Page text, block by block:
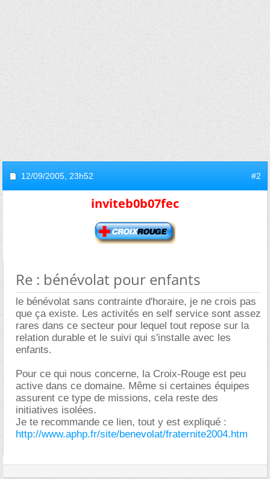
12/09/2005, 23h52 #2
inviteb0b07fec
Re : bénévolat pour enfants
le bénévolat sans contrainte d'horaire, je ne crois pas
que ça existe. Les activités en self service sont assez
rares dans ce secteur pour lequel tout repose sur la
relation durable et le suivi qui s'installe avec les
enfants.
Pour ce qui nous concerne, la Croix-Rouge est peu
active dans ce domaine. Même si certaines équipes
assurent ce type de missions, cela reste des
initiatives isolées.
Je te recommande ce lien, tout y est expliqué :
http://www.aphp.fr/site/benevolat/fraternite2004.htm